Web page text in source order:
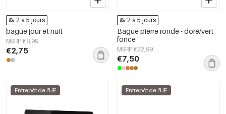
2 à 5 jours
bague jour et nuit
MSRP €8,99
€2,75
2 à 5 jours
Bague pierre ronde - doré/vert
foncé
MSRP €22,99
€7,50
Entrepôt de l'UE Entrepôt de l'UE